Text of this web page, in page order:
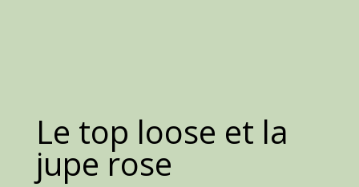
Le top loose et la
jupe rose